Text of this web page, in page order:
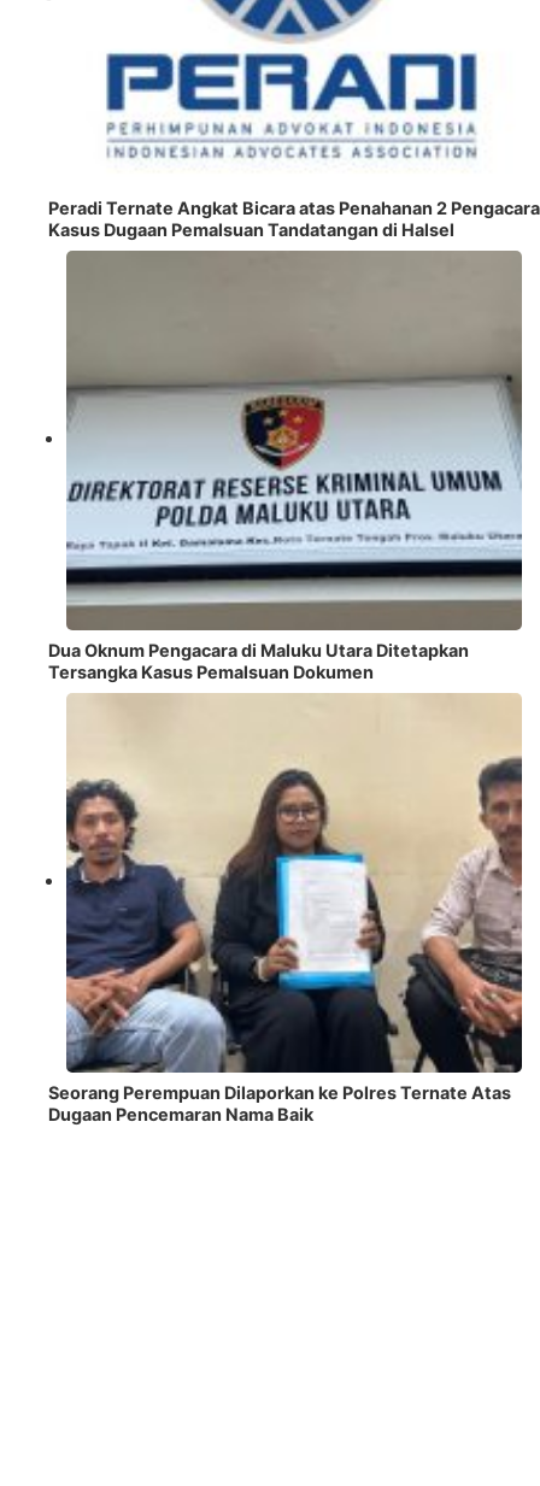
Peradi Ternate Angkat Bicara atas Penahanan 2 Pengacara
Kasus Dugaan Pemalsuan Tandatangan di Halsel
Dua Oknum Pengacara di Maluku Utara Ditetapkan
Tersangka Kasus Pemalsuan Dokumen
Seorang Perempuan Dilaporkan ke Polres Ternate Atas
Dugaan Pencemaran Nama Baik